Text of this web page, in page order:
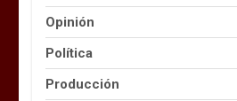
Opinión
Política
Producción